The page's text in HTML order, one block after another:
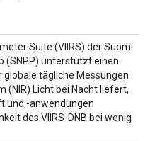
Suite (VIIRS) der Suomi
(SNPP) unterstützt einen
globale tägliche Messungen
(NIR) Licht bei Nacht liefert,
und -anwendungen
des VIIRS-DNB bei wenig